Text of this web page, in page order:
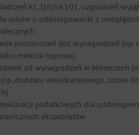
A1, D/USA 101, uzgodnień
umów o oddelegowanie z
porozumień dot. wynagrodzeń (np.
metoda hypotax)
od wynagrodzeń w Niemczech
dodatku mieszkaniowego, lotów
podatkowych dla
ekspatriatów